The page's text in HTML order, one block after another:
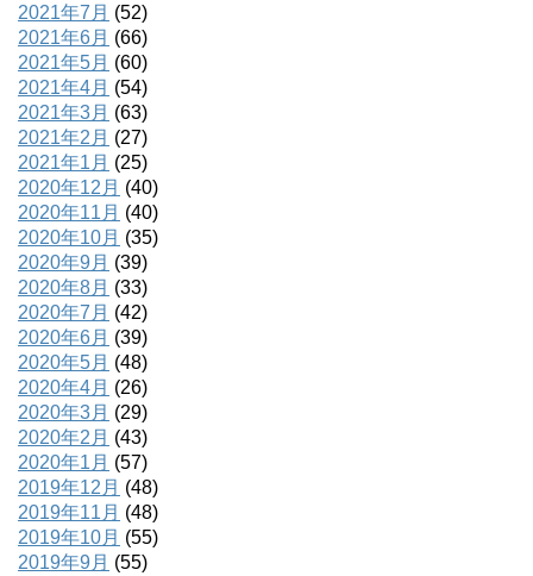
2021年7月 (52)
2021年6月 (66)
2021年5月 (60)
2021年4月 (54)
2021年3月 (63)
2021年2月 (27)
2021年1月 (25)
2020年12月 (40)
2020年11月 (40)
2020年10月 (35)
2020年9月 (39)
2020年8月 (33)
2020年7月 (42)
2020年6月 (39)
2020年5月 (48)
2020年4月 (26)
2020年3月 (29)
2020年2月 (43)
2020年1月 (57)
2019年12月 (48)
2019年11月 (48)
2019年10月 (55)
2019年9月 (55)